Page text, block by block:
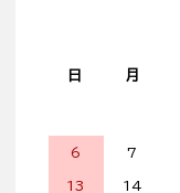
日 月
6 7
13 14